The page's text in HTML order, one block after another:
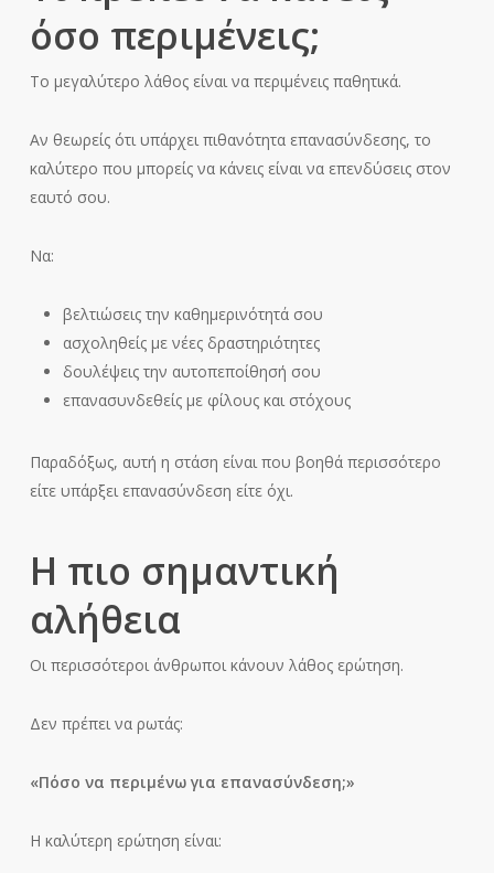
όσο περιμένεις;
Το μεγαλύτερο λάθος είναι να περιμένεις παθητικά.
Αν θεωρείς ότι υπάρχει πιθανότητα επανασύνδεσης, το
καλύτερο που μπορείς να κάνεις είναι να επενδύσεις στον
εαυτό σου.
Να:
βελτιώσεις την καθημερινότητά σου
ασχοληθείς με νέες δραστηριότητες
δουλέψεις την αυτοπεποίθησή σου
επανασυνδεθείς με φίλους και στόχους
Παραδόξως, αυτή η στάση είναι που βοηθά περισσότερο
είτε υπάρξει επανασύνδεση είτε όχι.
Η πιο σημαντική
αλήθεια
Οι περισσότεροι άνθρωποι κάνουν λάθος ερώτηση.
Δεν πρέπει να ρωτάς:
«Πόσο να περιμένω για επανασύνδεση;»
Η καλύτερη ερώτηση είναι: